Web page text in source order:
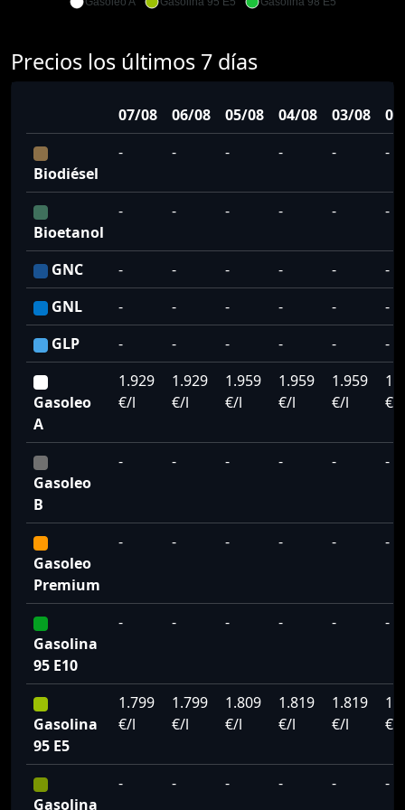
Precios los últimos 7 días
07/08 06/08 05/08 04/08 03/08
Biodiésel
- - - - - -
Bioetanol
- - - - - -
GNC - - - - -
-
GNL
- - - - -
-
GLP
- - - - - -
Gasoleo
A
1.929
€/l
1.929
€/l
1.959
€/l
1.959
€/l
1.959
€/l
€/l
Gasoleo
B
- - - - - -
Gasoleo
Premium
- - - - - -
Gasolina
95 E10
- - - - - -
Gasolina
95 E5
1.799
€/l
1.799
€/l
1.809
€/l
1.819
€/l
1.819
€/l
€/l
Gasolina
- - - - - -